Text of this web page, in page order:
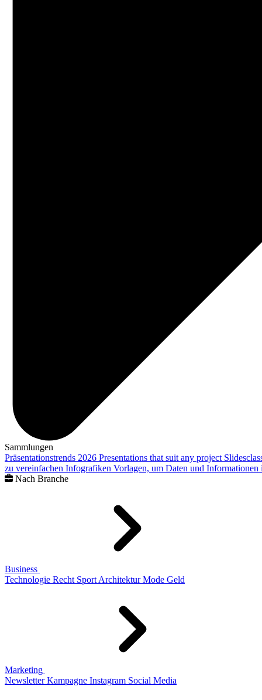
Sammlungen
Präsentationstrends 2026 Presentations that suit any project
zu vereinfachen Infografiken Vorlagen, um Daten und
Nach Branche
Business
Technologie Recht Sport Architektur Mode Geld
Marketing
Newsletter Kampagne Instagram Social Media